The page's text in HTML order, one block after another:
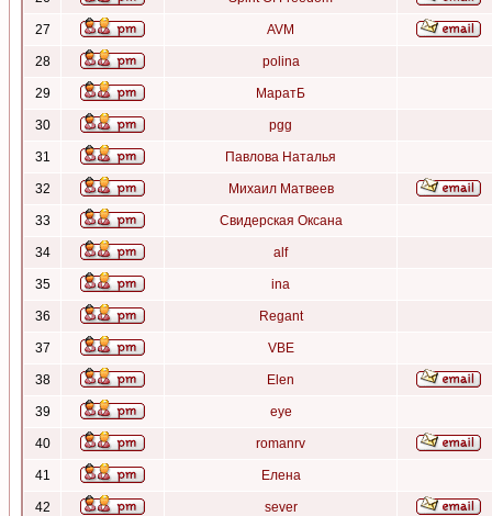
27 AVM
28 polina
29 МаратБ
30 pgg
31 Павлова Наталья
32 Михаил Матвеев
33 Свидерская Оксана
34 alf
35 ina
36 Regant
37 VBE
38 Elen
39 eye
40 romanrv
41 Елена
42 sever